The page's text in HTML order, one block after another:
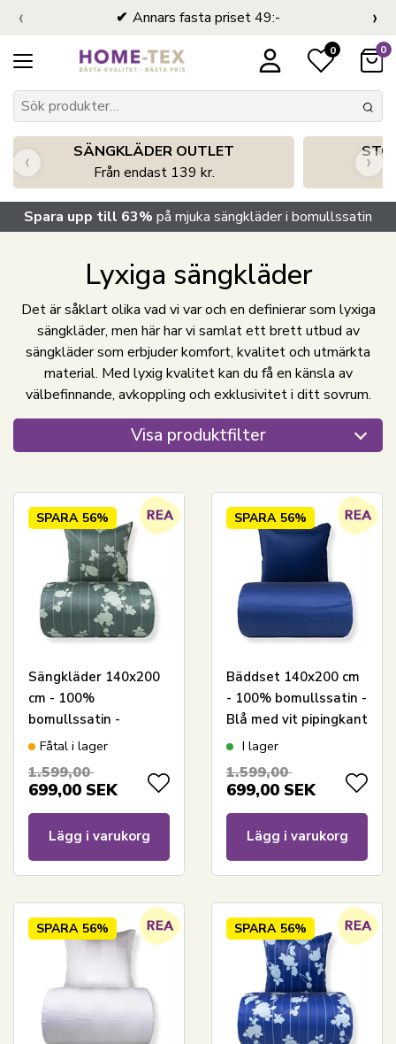
Annars fasta priset 49:-
‹ ›
0 0
SÄNGKLÄDER OUTLET
Från endast 139 kr.
‹ ›
Spara upp till 63% på mjuka sängkläder i bomullssatin
Lyxiga sängkläder
Det är såklart olika vad vi var och en definierar som lyxiga
sängkläder, men här har vi samlat ett brett utbud av
sängkläder som erbjuder komfort, kvalitet och utmärkta
material. Med lyxig kvalitet kan du få en känsla av
välbefinnande, avkoppling och exklusivitet i ditt sovrum.
Visa produktfilter
SPARA 56%
Sängkläder 140x200
cm - 100%
bomullssatin -
Rosenbloom - Grönt
tryck
Fåtal i lager
1.599,00
699,00 SEK
Lägg i varukorg
SPARA 56%
Bäddset 140x200 cm
- 100% bomullssatin -
Blå med vit pipingkant
I lager
1.599,00
699,00 SEK
Lägg i varukorg
SPARA 56% SPARA 56%